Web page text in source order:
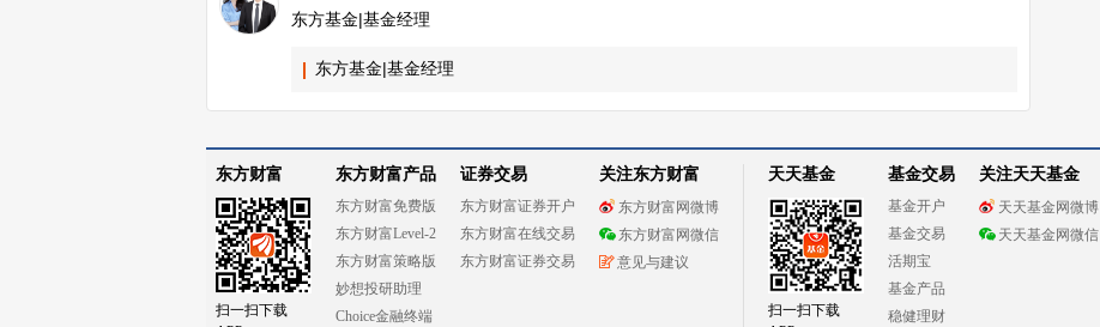
东方基金|基金经理
东方基金|基金经理
东方财富
扫一扫下载
东方财富产品
东方财富免费版
东方财富Level-2
东方财富策略版
妙想投研助理
Choice金融终端
证券交易
东方财富证券开户
东方财富在线交易
东方财富证券交易
关注东方财富
东方财富网微博
东方财富网微信
意见与建议
天天基金
扫一扫下载
基金交易
基金开户
基金交易
活期宝
基金产品
稳健理财
关注天天基金
天天基金网微博
天天基金网微信